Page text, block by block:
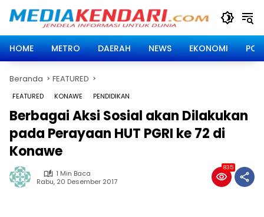
HOME
METRO DAERAH NEWS EKONOMI
Beranda FEATURED
FEATURED KONAWE PENDIDIKAN
Berbagai Aksi Sosial akan Dilakukan
pada Perayaan HUT PGRI ke 72 di
Konawe
1 Min Baca
Rabu, 20 Desember 2017
835